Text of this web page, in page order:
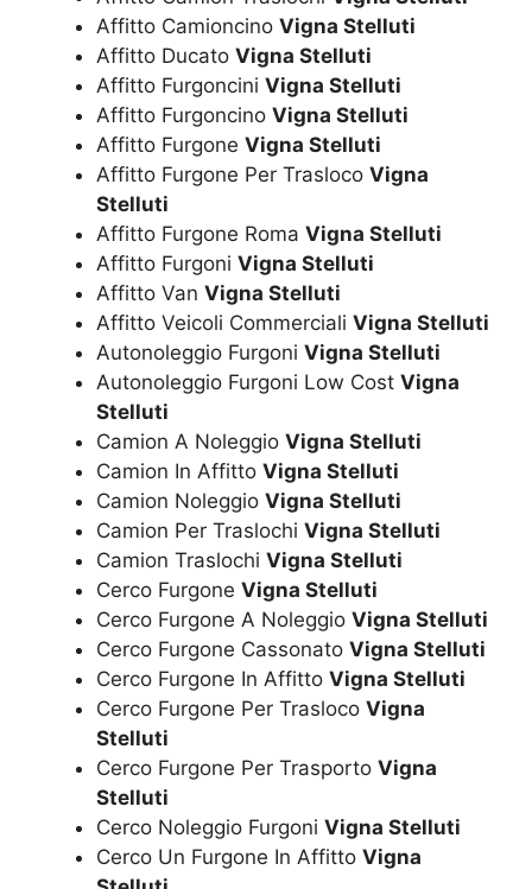
Affitto Camioncino Vigna Stelluti
Affitto Ducato Vigna Stelluti
Affitto Furgoncini Vigna Stelluti
Affitto Furgoncino Vigna Stelluti
Affitto Furgone Vigna Stelluti
Affitto Furgone Per Trasloco Vigna
Stelluti
Affitto Furgone Roma Vigna Stelluti
Affitto Furgoni Vigna Stelluti
Affitto Van Vigna Stelluti
Affitto Veicoli Commerciali Vigna Stelluti
Autonoleggio Furgoni Vigna Stelluti
Autonoleggio Furgoni Low Cost Vigna
Stelluti
Camion A Noleggio Vigna Stelluti
Camion In Affitto Vigna Stelluti
Camion Noleggio Vigna Stelluti
Camion Per Traslochi Vigna Stelluti
Camion Traslochi Vigna Stelluti
Cerco Furgone Vigna Stelluti
Cerco Furgone A Noleggio Vigna Stelluti
Cerco Furgone Cassonato Vigna Stelluti
Cerco Furgone In Affitto Vigna Stelluti
Cerco Furgone Per Trasloco Vigna
Stelluti
Cerco Furgone Per Trasporto Vigna
Stelluti
Cerco Noleggio Furgoni Vigna Stelluti
Cerco Un Furgone In Affitto Vigna